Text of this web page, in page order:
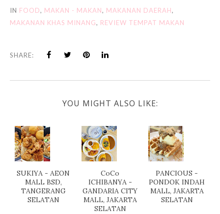
IN FOOD, MAKAN - MAKAN, MAKANAN DAERAH,
MAKANAN KHAS MINANG, REVIEW TEMPAT MAKAN
SHARE:
YOU MIGHT ALSO LIKE:
SUKIYA - AEON
MALL BSD,
TANGERANG
SELATAN
CoCo
ICHIBANYA -
GANDARIA CITY
MALL, JAKARTA
SELATAN
PANCIOUS -
PONDOK INDAH
MALL, JAKARTA
SELATAN